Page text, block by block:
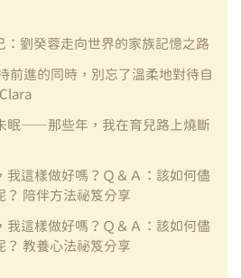
：劉癸蓉走向世界的家族記憶之路
持前進的同時，別忘了溫柔地對待自
未眠——那些年，我在育兒路上燒斷
我這樣做好嗎？Ｑ＆Ａ：該如何儘
？ 陪伴方法祕笈分享
我這樣做好嗎？Ｑ＆Ａ：該如何儘
？ 教養心法祕笈分享